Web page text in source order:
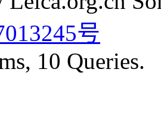
号
10 Queries.